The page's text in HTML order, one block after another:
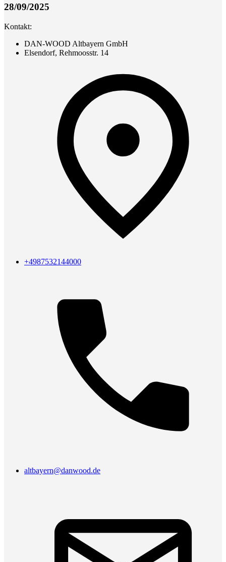
28/09/2025
Kontakt:
DAN-WOOD Altbayern GmbH
Elsendorf, Rehmoosstr. 14
+4987532144000
altbayern@danwood.de